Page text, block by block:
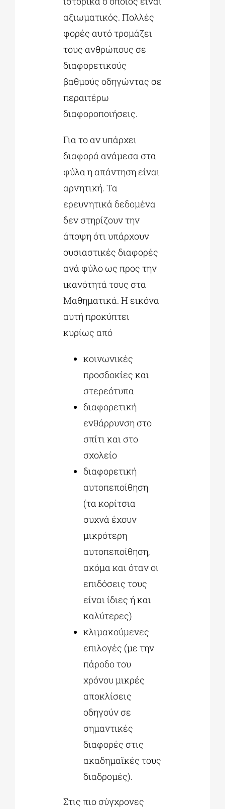
αξιωματικός. Πολλές
φορές αυτό τρομάζει
τους ανθρώπους σε
διαφορετικούς
βαθμούς οδηγώντας σε
περαιτέρω
διαφοροποιήσεις.
Για το αν υπάρχει
διαφορά ανάμεσα στα
φύλα η απάντηση είναι
αρνητική. Τα
ερευνητικά δεδομένα
δεν στηρίζουν την
άποψη ότι υπάρχουν
ουσιαστικές διαφορές
ανά φύλο ως προς την
ικανότητά τους στα
Μαθηματικά. Η εικόνα
αυτή προκύπτει
κυρίως από
κοινωνικές
προσδοκίες και
στερεότυπα
διαφορετική
ενθάρρυνση στο
σπίτι και στο
σχολείο
διαφορετική
αυτοπεποίθηση
(τα κορίτσια
συχνά έχουν
μικρότερη
αυτοπεποίθηση,
ακόμα και όταν οι
επιδόσεις τους
είναι ίδιες ή και
καλύτερες)
κλιμακούμενες
επιλογές (με την
πάροδο του
χρόνου μικρές
αποκλίσεις
οδηγούν σε
σημαντικές
διαφορές στις
ακαδημαϊκές τους
διαδρομές).
Στις πιο σύγχρονες